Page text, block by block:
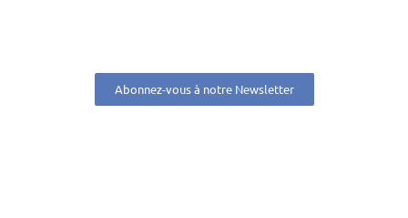
Abonnez-vous à notre Newsletter